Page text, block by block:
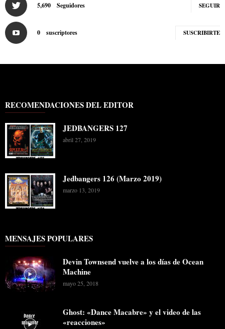
5,690 Seguidores SEGUIR
0 suscriptores SUSCRIBIRTE
RECOMENDACIONES DEL EDITOR
JEDBANGERS 127
abril 27, 2019
Jedbangers 126 (Marzo 2019)
marzo 13, 2019
MENSAJES POPULARES
Devin Townsend vuelve a los días de Ocean
Machine
mayo 25, 2018
Ghost: «Dance Macabre» y el video de las
«reacciones»